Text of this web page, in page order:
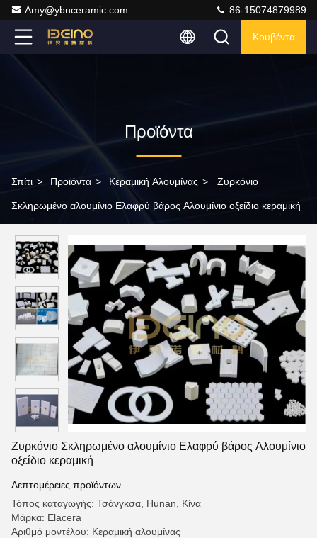
Amy@ybnceramic.com 86-15074879989
Κουβέντα
Προϊόντα
Σπίτι > Προϊόντα > Κεραμική Αλουμίνας > Ζυρκόνιο
Σκληρωμένο αλουμίνιο Ελαφρύ βάρος Αλουμίνιο οξείδιο κεραμική
Ζυρκόνιο Σκληρωμένο αλουμίνιο Ελαφρύ βάρος Αλουμίνιο
οξείδιο κεραμική
Λεπτομέρειες προϊόντων
Τόπος καταγωγής: Τσάνγκσα, Hunan, Κίνα
Μάρκα: Elacera
Αριθμό μοντέλου: Κεραμική αλουμίνας